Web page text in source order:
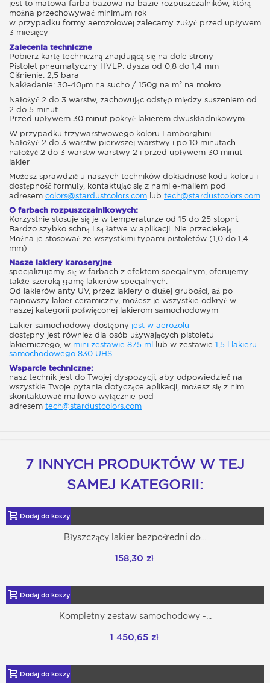
jest to matowa farba bazowa na bazie rozpuszczalników, którą
można przechowywać minimum rok
w przypadku formy aerozolowej zalecamy zużyć przed upływem
3 miesięcy
Zalecenia techniczne
Pobierz kartę techniczną znajdującą się na dole strony
Pistolet pneumatyczny HVLP: dysza od 0,8 do 1,4 mm
Ciśnienie: 2,5 bara
Nakładanie: 30-40µm na sucho / 150g na m² na mokro
Nałożyć 2 do 3 warstw, zachowując odstęp między suszeniem od
2 do 5 minut
Przed upływem 30 minut pokryć lakierem dwuskładnikowym
W przypadku trzywarstwowego koloru Lamborghini
Nałożyć 2 do 3 warstw pierwszej warstwy i po 10 minutach
nałożyć 2 do 3 warstw warstwy 2 i przed upływem 30 minut
lakier
Możesz sprawdzić u naszych techników dokładność kodu koloru i
dostępność formuły, kontaktując się z nami e-mailem pod
adresem colors@stardustcolors.com lub tech@stardustcolors.com
O farbach rozpuszczalnikowych:
Korzystnie stosuje się je w temperaturze od 15 do 25 stopni.
Bardzo szybko schną i są łatwe w aplikacji. Nie przeciekają
Można je stosować ze wszystkimi typami pistoletów (1,0 do 1,4
mm)
Nasze lakiery karoseryjne
specjalizujemy się w farbach z efektem specjalnym, oferujemy
także szeroką gamę lakierów specjalnych.
Od lakierów anty UV, przez lakiery o dużej grubości, aż po
najnowszy lakier ceramiczny, możesz je wszystkie odkryć w
naszej kategorii poświęconej lakierom samochodowym
Lakier samochodowy dostępny jest w aerozolu
dostępny jest również dla osób używających pistoletu
lakierniczego, w mini zestawie 875 ml lub w zestawie 1,5 l lakieru
samochodowego 830 UHS
Wsparcie techniczne:
nasz technik jest do Twojej dyspozycji, aby odpowiedzieć na
wszystkie Twoje pytania dotyczące aplikacji, możesz się z nim
skontaktować mailowo wyłącznie pod
adresem tech@stardustcolors.com
7 INNYCH PRODUKTÓW W TEJ
SAMEJ KATEGORII:
Dodaj do koszyka
Błyszczący lakier bezpośredni do...
158,30 zł
Dodaj do koszyka
Kompletny zestaw samochodowy -...
1 450,65 zł
Dodaj do koszyka